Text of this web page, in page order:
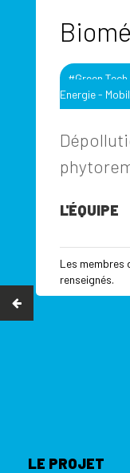
#Green
Energie -
L'ÉQUIPE
Les membres
renseignés.
LE PROJET